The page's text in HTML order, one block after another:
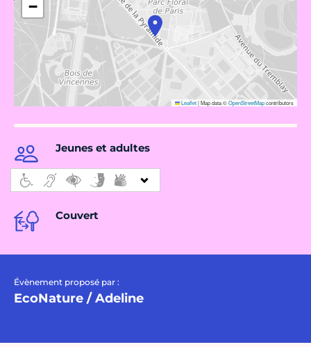
−
Leaflet|Map data ©OpenStreetMapcontributors
Jeunes et adultes
Couvert
Évènement proposé par :
EcoNature / Adeline